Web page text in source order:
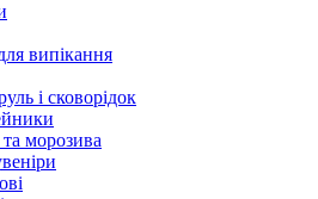
випікання
і сковорідок
морозива